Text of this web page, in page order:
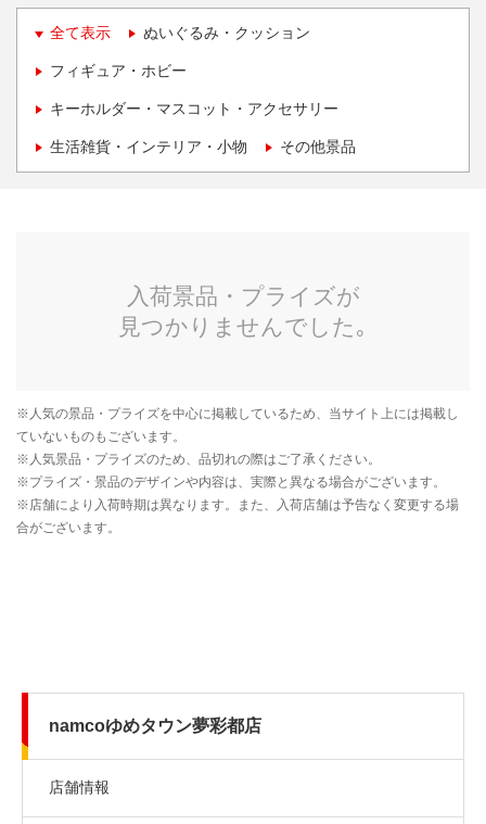
全て表示 ぬいぐるみ・クッション
フィギュア・ホビー
キーホルダー・マスコット・アクセサリー
生活雑貨・インテリア・小物 その他景品
namcoゆめタウン夢彩都店
店舗情報